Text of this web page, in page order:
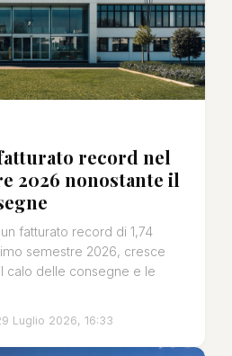
record nel
2026 nonostante il
fatturato record di 1,74
semestre 2026, cresce
calo delle consegne e le
Luglio 2026, 16:33